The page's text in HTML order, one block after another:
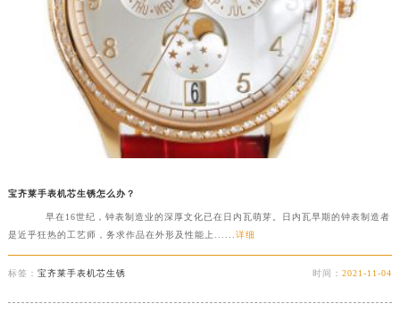
宝齐莱手表机芯生锈怎么办？
早在16世纪，钟表制造业的深厚文化已在日内瓦萌芽。日内瓦早期的钟表制造者
是近乎狂热的工艺师，务求作品在外形及性能上...... 详细
标签： 宝齐莱手表机芯生锈 时间：2021-11-04